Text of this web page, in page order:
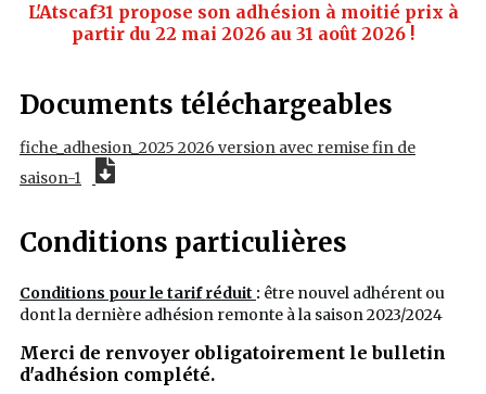
L'Atscaf31 propose son adhésion à moitié prix à
partir du 22 mai 2026 au 31 août 2026 !
Documents téléchargeables
fiche_adhesion_2025 2026 version avec remise fin de
saison-1
Conditions particulières
Conditions pour le tarif réduit : être nouvel adhérent ou
dontla dernière adhésion remonte à la saison 2023/2024
Merci de renvoyer obligatoirement le bulletin
d'adhésion complété.